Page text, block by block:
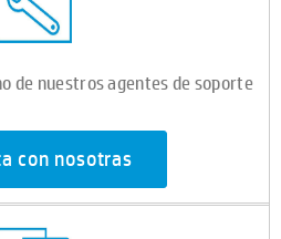
de nuestros agentes de soporte
con nosotras